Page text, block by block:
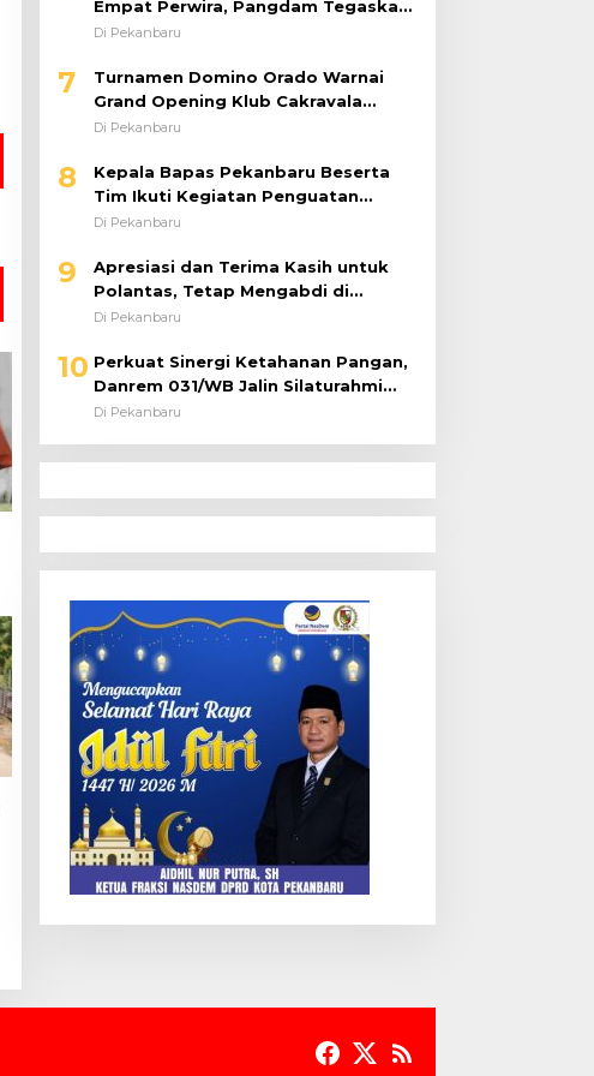
Empat Perwira, Pangdam Tegaskan
Regenerasi untuk Perkuat Kinerja
Di Pekanbaru
7
Turnamen Domino Orado Warnai
Grand Opening Klub Cakravala
Pekanbaru
Di Pekanbaru
8
Kepala Bapas Pekanbaru Beserta
Tim Ikuti Kegiatan Penguatan
Tugas dan Fungsi serta Paparan
Di Pekanbaru
9
Apresiasi dan Terima Kasih untuk
Polantas, Tetap Mengabdi di
Tengah Guyuran Hujan
Di Pekanbaru
10 Perkuat Sinergi Ketahanan Pangan,
Danrem 031/WB Jalin Silaturahmi
dengan Pimwil Bulog Riau dan Kepri
Di Pekanbaru